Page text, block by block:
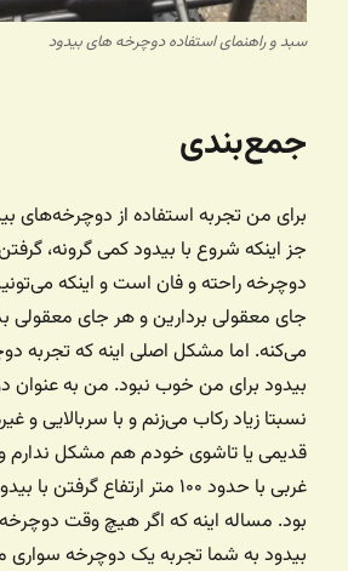
سبد و راهنمای استفاده دوچرخه های بیدود
جمع‌بندی
برای من تجربه استفاده از دوچرخه‌های
جز اینکه شروع با بیدود کمی گرونه،
دوچرخه راحته و فان است و اینکه
جای معقولی بردارین و هر جای معقولی
می‌کنه. اما مشکل اصلی اینه که تجربه
بیدود برای من خوب نبود. من به
نسبتا زیاد رکاب می‌زنم و با سربالایی و
قدیمی یا تاشوی خودم هم مشکل ندارم
غربی با حدود ۱۰۰ متر ارتفاع
بود. مساله اینه که اگر هیچ وقت
بیدود به شما تجربه یک دوچرخه سواری